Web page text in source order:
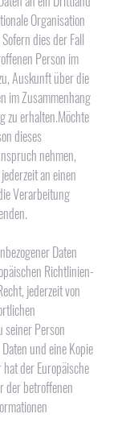
Organisation
dies der Fall
Person im
Auskunft über die
im Zusammenhang
zu erhalten.Möchte
dieses
nehmen,
an einen
Verarbeitung
Daten
Richtlinien-
jederzeit von
seiner Person
und eine Kopie
der Europäische
der betroffenen